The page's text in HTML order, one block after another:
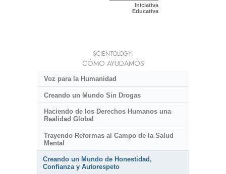
Iniciativa
Educativa
SCIENTOLOGY:
CÓMO AYUDAMOS
Voz para la Humanidad
Creando un Mundo Sin Drogas
Haciendo de los Derechos Humanos una
Realidad Global
Trayendo Reformas al Campo de la Salud
Mental
Creando un Mundo de Honestidad,
Confianza y Autorespeto